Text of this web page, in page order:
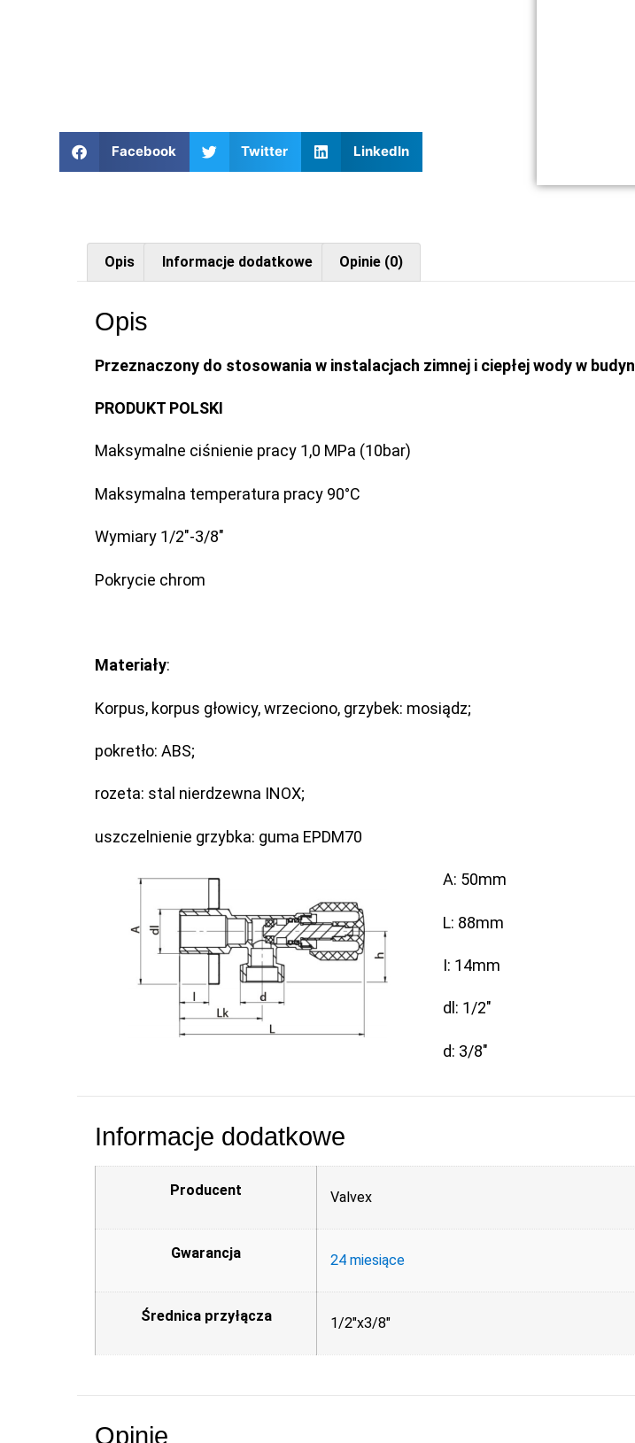
Facebook Twitter LinkedIn
Opis Informacje dodatkowe Opinie (0)
Opis
Przeznaczony do stosowania w instalacjach zimnej i ciepłej wody w
PRODUKT POLSKI
Maksymalne ciśnienie pracy 1,0 MPa (10bar)
Maksymalna temperatura pracy 90°C
Wymiary 1/2″-3/8″
Pokrycie chrom
Materiały:
Korpus, korpus głowicy, wrzeciono, grzybek: mosiądz;
pokretło: ABS;
rozeta: stal nierdzewna INOX;
uszczelnienie grzybka: guma EPDM70
A: 50mm
L: 88mm
I: 14mm
dl: 1/2″
d: 3/8″
Informacje dodatkowe
Producent Valvex
Gwarancja 24 miesiące
Średnica przyłącza 1/2"x3/8"
Opinie